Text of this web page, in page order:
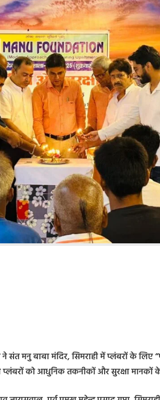
संत मनु बाबा मंदिर, सिमराही में प्लंबरों के लिए
प्लंबरों को आधुनिक तकनीकों और सुरक्षा मानकों